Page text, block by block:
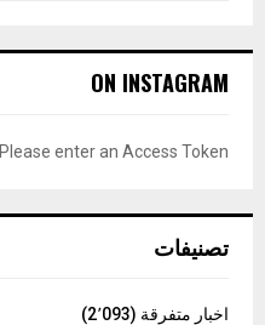
h
ON INSTAGRAM
Please enter an Access Token
تصنيفات
اخبار متفرقة (2٬093)